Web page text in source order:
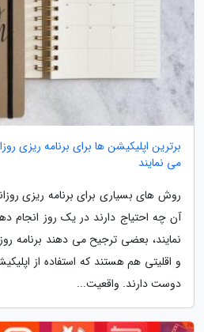
برترین اپلیکیشن ها برای برنامه ریزی
می نمایند
روش های بسیاری برای برنامه ریزی
آن چه احتیاج دارند در یک روز انجام
نمایند، بعضی ترجیح می دهند برنامه
و اقلیتی هم هستند که استفاده از
دوست دارند. واقعیت...